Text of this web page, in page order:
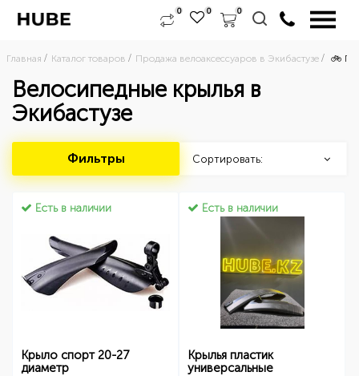
0 0 0
Главная Каталог товаров Продажа велоаксессуаров в Экибастузе 🚲
Велосипедные крылья в
Экибастузе
Фильтры Сортировать:
Есть в наличии
Крыло спорт 20-27
диаметр
Есть в наличии
Крылья пластик
универсальные